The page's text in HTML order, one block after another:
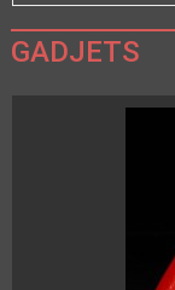
GADJETS